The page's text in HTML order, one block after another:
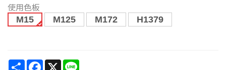
使用色板
M15 M125 M172 H1379
ShareFacebook
X